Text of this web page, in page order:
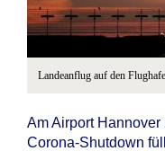
Landeanflug auf den
Am Airport
Corona-Shutdown